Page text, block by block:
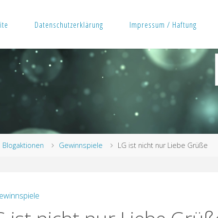
Datenschutzerklärung Impressum / Haftung
Blogaktionen Gewinnspiele LG ist nicht nur Liebe Grüße